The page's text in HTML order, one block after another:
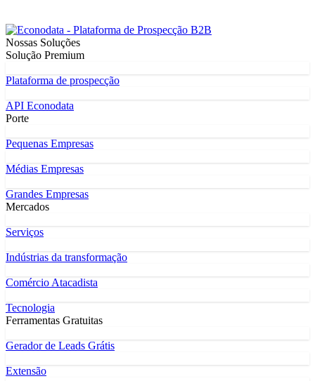
Nossas Soluções
Solução Premium
Plataforma de prospecção
API Econodata
Porte
Pequenas Empresas
Médias Empresas
Grandes Empresas
Mercados
Serviços
Indústrias da transformação
Comércio Atacadista
Tecnologia
Ferramentas Gratuitas
Gerador de Leads Grátis
Extensão